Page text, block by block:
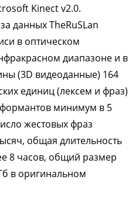
Kinect v2.0.
данных TheRuSLan
в оптическом
диапазоне и в
(3D видеоданные) 164
единиц (лексем и фраз)
минимум в 5
жестовых фраз
общая длительность
8 часов, общий размер
в оригинальном